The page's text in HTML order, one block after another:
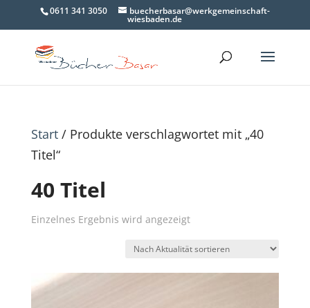
0611 341 3050 buecherbasar@werkgemeinschaft-
wiesbaden.de
Start/ Produkte verschlagwortet mit „40
Titel“
40 Titel
Einzelnes Ergebnis wird angezeigt